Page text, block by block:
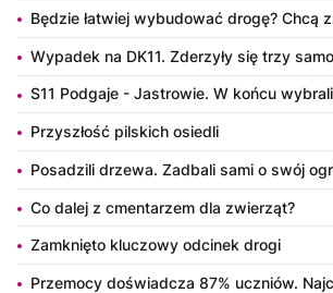
Będzie łatwiej wybudować drogę? Chcą
Wypadek na DK11. Zderzyły się trzy
S11 Podgaje - Jastrowie. W końcu
Przyszłość pilskich osiedli
Posadzili drzewa. Zadbali sami o swój
Co dalej z cmentarzem dla zwierząt?
Zamknięto kluczowy odcinek drogi
Przemocy doświadcza 87% uczniów.